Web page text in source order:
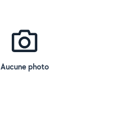
Aucune photo